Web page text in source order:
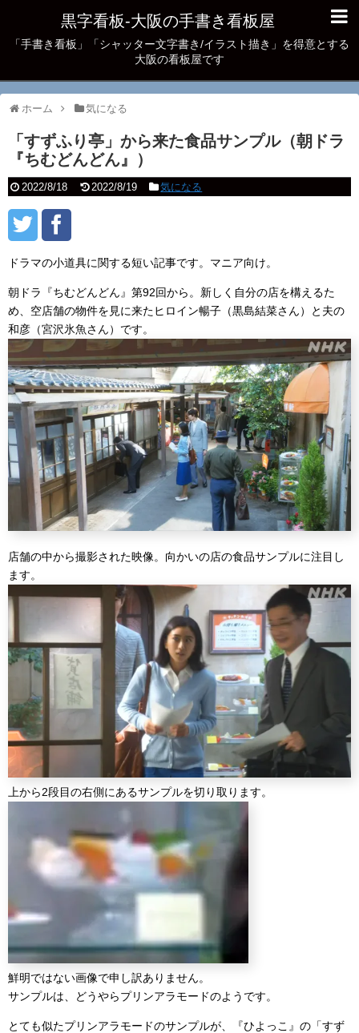
黒字看板‐大阪の手書き看板屋
「手書き看板」「シャッター文字書き/イラスト描き」を得意とする
大阪の看板屋です
ホーム 気になる
「すずふり亭」から来た食品サンプル（朝ドラ
『ちむどんどん』）
2022/8/18 2022/8/19 気になる
ドラマの小道具に関する短い記事です。マニア向け。
朝ドラ『ちむどんどん』第92回から。新しく自分の店を構えるた
め、空店舗の物件を見に来たヒロイン暢子（黒島結菜さん）と夫の
和彦（宮沢氷魚さん）です。
店舗の中から撮影された映像。向かいの店の食品サンプルに注目し
ます。
上から2段目の右側にあるサンプルを切り取ります。
鮮明ではない画像で申し訳ありません。
サンプルは、どうやらプリンアラモードのようです。
とても似たプリンアラモードのサンプルが、『ひよっこ』の「すず